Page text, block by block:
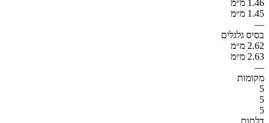
1.46 מ״מ
1.45 מ״מ
—
בסיס גלגלים
2.62 מ״מ
2.63 מ״מ
—
מקומות
5
5
5
דלתות